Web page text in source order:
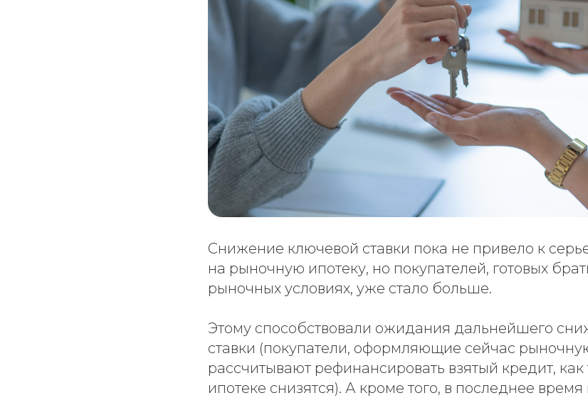
Снижение ключевой ставки пока не привело к
на рыночную ипотеку, но покупателей, готовых
рыночных условиях, уже стало больше.
Этому способствовали ожидания дальнейшего
ставки (покупатели, оформляющие сейчас
рассчитывают рефинансировать взятый кредит, как
ипотеке снизятся). А кроме того, в последнее